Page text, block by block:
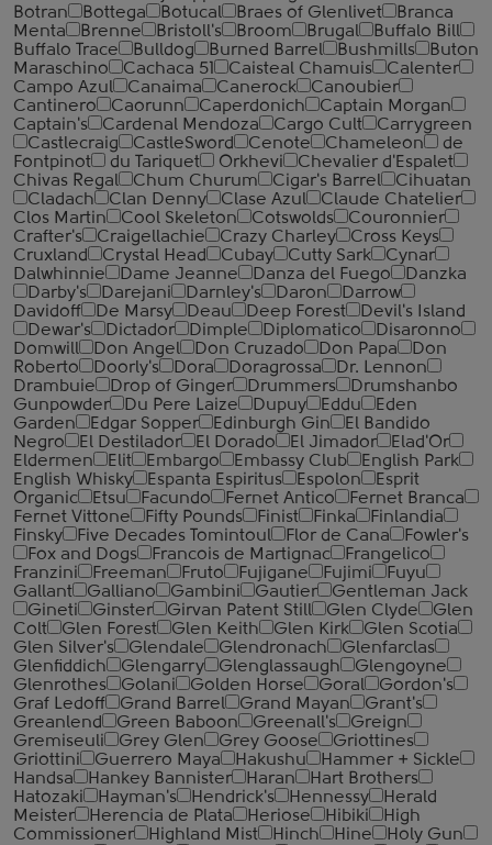
Botran
Bottega Botucal Braes of Glenlivet
Branca
Menta
Brenne Bristoll's Broom Brugal
Buffalo Bill
Buffalo Trace
Bulldog Burned Barrel Bushmills
Buton
Maraschino
Cachaca 51 Caisteal Chamuis
Calenter
Campo Azul
Canaima Canerock
Canoubier
Cantinero
Caorunn Caperdonich
Captain Morgan
Captain's
Cardenal Mendoza Cargo Cult
Carrygreen
Castlecraig
CastleSword Cenote Chameleon
de
Fontpinot
du Tariquet Orkhevi
Chevalier d'Espalet
Chivas Regal
Chum Churum Cigar's Barrel
Cihuatan
Cladach
Clan Denny Clase Azul
Claude Chatelier
Clos Martin
Cool Skeleton Cotswolds
Couronnier
Crafter's
Craigellachie Crazy Charley
Cross Keys
Cruxland
Crystal Head Cubay Cutty Sark
Cynar
Dalwhinnie
Dame Jeanne Danza del Fuego
Danzka
Darby's
Darejani Darnley's Daron
Darrow
Davidoff
De Marsy Deau Deep Forest
Devil's Island
Dewar's
Dictador Dimple Diplomatico
Disaronno
Domwill
Don Angel Don Cruzado Don Papa
Don
Roberto
Doorly's Dora Doragrossa
Dr. Lennon
Drambuie
Drop of Ginger Drummers
Drumshanbo
Gunpowder
Du Pere Laize Dupuy Eddu
Eden
Garden
Edgar Sopper Edinburgh Gin
El Bandido
Negro
El Destilador El Dorado El Jimador
Elad'Or
Eldermen
Elit Embargo Embassy Club
English Park
English Whisky
Espanta Espiritus Espolon
Esprit
Organic
Etsu Facundo Fernet Antico
Fernet Branca
Fernet Vittone
Fifty Pounds Finist Finka
Finlandia
Finsky
Five Decades Tomintoul Flor de Cana
Fowler's
Fox and Dogs
Francois de Martignac
Frangelico
Franzini
Freeman Fruto Fujigane Fujimi
Fuyu
Gallant
Galliano Gambini Gautier
Gentleman Jack
Gineti
Ginster Girvan Patent Still Glen Clyde
Glen
Colt
Glen Forest Glen Keith Glen Kirk
Glen Scotia
Glen Silver's
Glendale Glendronach
Glenfarclas
Glenfiddich
Glengarry Glenglassaugh
Glengoyne
Glenrothes
Golani Golden Horse Goral
Gordon's
Graf Ledoff
Grand Barrel Grand Mayan
Grant's
Greanlend
Green Baboon Greenall's
Greign
Gremiseuli
Grey Glen Grey Goose
Griottines
Griottini
Guerrero Maya Hakushu
Hammer + Sickle
Handsa
Hankey Bannister Haran
Hart Brothers
Hatozaki
Hayman's Hendrick's Hennessy
Herald
Meister
Herencia de Plata Heriose Hibiki
High
Commissioner
Highland Mist Hinch Hine
Holy Gun